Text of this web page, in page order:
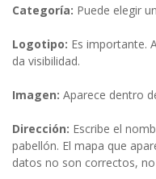
Categoría: Puede elegir
Logotipo: Es importante.
da visibilidad.
Imagen: Aparece dentro
Dirección: Escribe el
pabellón. El mapa que
datos no son correctos,